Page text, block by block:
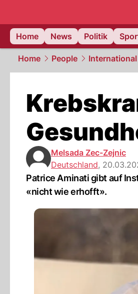
Home
News Politik
Home People International
Melsada Zec-Zejnic
Deutschland,
Patrice Aminati gibt auf
«nicht wie erhofft».